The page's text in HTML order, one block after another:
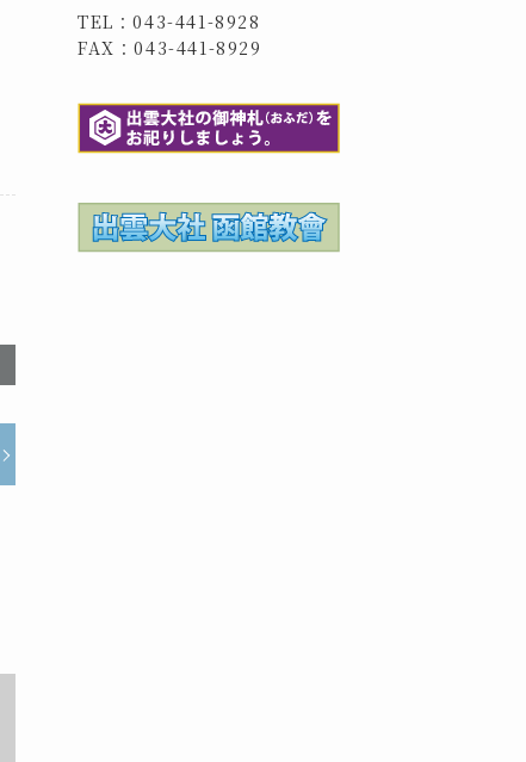
TEL：043-441-8928
FAX：043-441-8929